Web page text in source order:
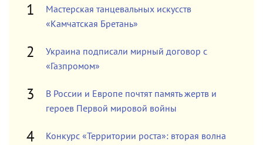
Мастерская танцевальных искусств
«Камчатская Бретань»
Украина подписали мирный договор с
«Газпромом»
В России и Европе почтят память жертв и
героев Первой мировой войны
Конкурс «Территории роста»: вторая волна